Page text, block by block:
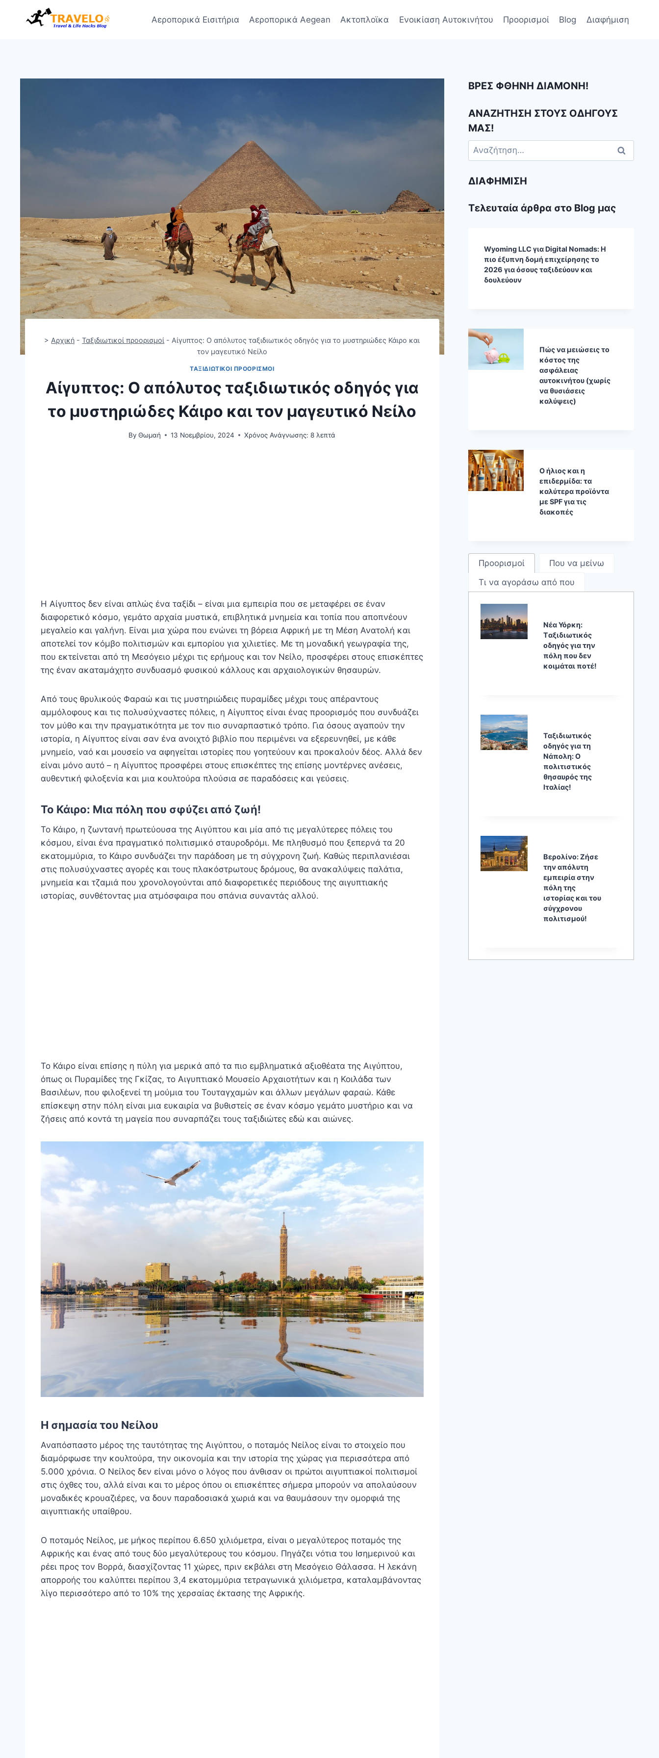
Αεροπορικά Εισιτήρια Αεροπορικά Aegean Ακτοπλοϊκα Ενοικίαση Αυτοκινήτου Προορισμοί Blog Διαφήμιση
> Αρχική -Ταξιδιωτικοί προορισμοί - Αίγυπτος: Ο απόλυτος ταξιδιωτικός οδηγός για το μυστηριώδες Κάιρο και
τον μαγευτικό Νείλο
ΤΑΞΙΔΙΩΤΙΚΟΊ ΠΡΟΟΡΙΣΜΟΊ
Αίγυπτος: Ο απόλυτος ταξιδιωτικός οδηγός για
το μυστηριώδες Κάιρο και τον μαγευτικό Νείλο
By Θωμαή 13 Νοεμβρίου, 2024 Χρόνος Ανάγνωσης: 8 λεπτά
Η Αίγυπτος δεν είναι απλώς ένα ταξίδι – είναι μια εμπειρία που σε μεταφέρει σε έναν
διαφορετικό κόσμο, γεμάτο αρχαία μυστικά, επιβλητικά μνημεία και τοπία που αποπνέουν
μεγαλείο και γαλήνη. Είναι μια χώρα που ενώνει τη βόρεια Αφρική με τη Μέση Ανατολή και
αποτελεί τον κόμβο πολιτισμών και εμπορίου για χιλιετίες. Με τη μοναδική γεωγραφία της,
που εκτείνεται από τη Μεσόγειο μέχρι τις ερήμους και τον Νείλο, προσφέρει στους επισκέπτες
της έναν ακαταμάχητο συνδυασμό φυσικού κάλλους και αρχαιολογικών θησαυρών.
Από τους θρυλικούς Φαραώ και τις μυστηριώδεις πυραμίδες μέχρι τους απέραντους
αμμόλοφους και τις πολυσύχναστες πόλεις, η Αίγυπτος είναι ένας προορισμός που συνδυάζει
τον μύθο και την πραγματικότητα με τον πιο συναρπαστικό τρόπο. Για όσους αγαπούν την
ιστορία, η Αίγυπτος είναι σαν ένα ανοιχτό βιβλίο που περιμένει να εξερευνηθεί, με κάθε
μνημείο, ναό και μουσείο να αφηγείται ιστορίες που γοητεύουν και προκαλούν δέος. Αλλά δεν
είναι μόνο αυτό – η Αίγυπτος προσφέρει στους επισκέπτες της επίσης μοντέρνες ανέσεις,
αυθεντική φιλοξενία και μια κουλτούρα πλούσια σε παραδόσεις και γεύσεις.
Το Κάιρο: Μια πόλη που σφύζει από ζωή!
Το Κάιρο, η ζωντανή πρωτεύουσα της Αιγύπτου και μία από τις μεγαλύτερες πόλεις του
κόσμου, είναι ένα πραγματικό πολιτισμικό σταυροδρόμι. Με πληθυσμό που ξεπερνά τα 20
εκατομμύρια, το Κάιρο συνδυάζει την παράδοση με τη σύγχρονη ζωή. Καθώς περιπλανιέσαι
στις πολυσύχναστες αγορές και τους πλακόστρωτους δρόμους, θα ανακαλύψεις παλάτια,
μνημεία και τζαμιά που χρονολογούνται από διαφορετικές περιόδους της αιγυπτιακής
ιστορίας, συνθέτοντας μια ατμόσφαιρα που σπάνια συναντάς αλλού.
Το Κάιρο είναι επίσης η πύλη για μερικά από τα πιο εμβληματικά αξιοθέατα της Αιγύπτου,
όπως οι Πυραμίδες της Γκίζας, το Αιγυπτιακό Μουσείο Αρχαιοτήτων και η Κοιλάδα των
Βασιλέων, που φιλοξενεί τη μούμια του Τουταγχαμών και άλλων μεγάλων φαραώ. Κάθε
επίσκεψη στην πόλη είναι μια ευκαιρία να βυθιστείς σε έναν κόσμο γεμάτο μυστήριο και να
ζήσεις από κοντά τη μαγεία που συναρπάζει τους ταξιδιώτες εδώ και αιώνες.
Η σημασία του Νείλου
Αναπόσπαστο μέρος της ταυτότητας της Αιγύπτου, ο ποταμός Νείλος είναι το στοιχείο που
διαμόρφωσε την κουλτούρα, την οικονομία και την ιστορία της χώρας για περισσότερα από
5.000 χρόνια. Ο Νείλος δεν είναι μόνο ο λόγος που άνθισαν οι πρώτοι αιγυπτιακοί πολιτισμοί
στις όχθες του, αλλά είναι και το μέρος όπου οι επισκέπτες σήμερα μπορούν να απολαύσουν
μοναδικές κρουαζιέρες, να δουν παραδοσιακά χωριά και να θαυμάσουν την ομορφιά της
αιγυπτιακής υπαίθρου.
Ο ποταμός Νείλος, με μήκος περίπου 6.650 χιλιόμετρα, είναι ο μεγαλύτερος ποταμός της
Αφρικής και ένας από τους δύο μεγαλύτερους του κόσμου. Πηγάζει νότια του Ισημερινού και
ρέει προς τον Βορρά, διασχίζοντας 11 χώρες, πριν εκβάλει στη Μεσόγειο Θάλασσα. Η λεκάνη
απορροής του καλύπτει περίπου 3,4 εκατομμύρια τετραγωνικά χιλιόμετρα, καταλαμβάνοντας
λίγο περισσότερο από το 10% της χερσαίας έκτασης της Αφρικής.
ΒΡΕΣ ΦΘΗΝΗ ΔΙΑΜΟΝΗ!
ΑΝΑΖΗΤΗΣΗ ΣΤΟΥΣ ΟΔΗΓΟΥΣ
ΜΑΣ!
Αναζήτηση
για:
ΔΙΑΦΉΜΙΣΗ
Τελευταία άρθρα στο Blog μας
Wyoming LLC για Digital Nomads: Η
πιο έξυπνη δομή επιχείρησης το
2026 για όσους ταξιδεύουν και
δουλεύουν
Πώς να μειώσεις το
κόστος της
ασφάλειας
αυτοκινήτου (χωρίς
να θυσιάσεις
καλύψεις)
Ο ήλιος και η
επιδερμίδα: τα
καλύτερα προϊόντα
με SPF για τις
διακοπές
Προορισμοί
Που να μείνω
Τι να αγοράσω από που
Νέα Υόρκη:
Tαξιδιωτικός
οδηγός για την
πόλη που δεν
κοιμάται ποτέ!
Ταξιδιωτικός
οδηγός για τη
Νάπολη: Ο
πολιτιστικός
θησαυρός της
Ιταλίας!
Βερολίνο: Ζήσε
την απόλυτη
εμπειρία στην
πόλη της
ιστορίας και του
σύγχρονου
πολιτισμού!